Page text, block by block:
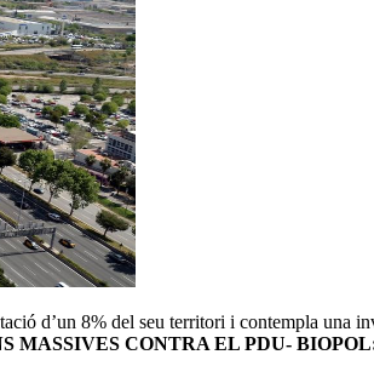
d’un 8% del seu territori i contempla una
MASSIVES CONTRA EL PDU-